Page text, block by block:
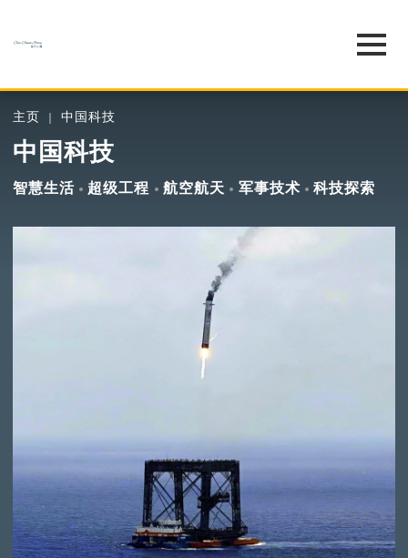
主页 中国科技
中国科技
智慧生活 超级工程 航空航天 军事技术 科技探索